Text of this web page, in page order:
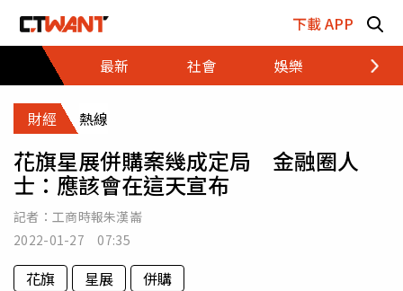
下載 APP
最新
社會 娛樂 財經
財經 熱線
花旗星展併購案幾成定局 金融圈人
士：應該會在這天宣布
記者： 工商時報朱漢崙
2022-01-27 07:35
花旗 星展 併購